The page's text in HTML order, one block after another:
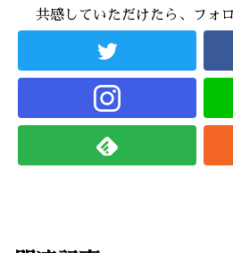
共感していただけたら、フォ